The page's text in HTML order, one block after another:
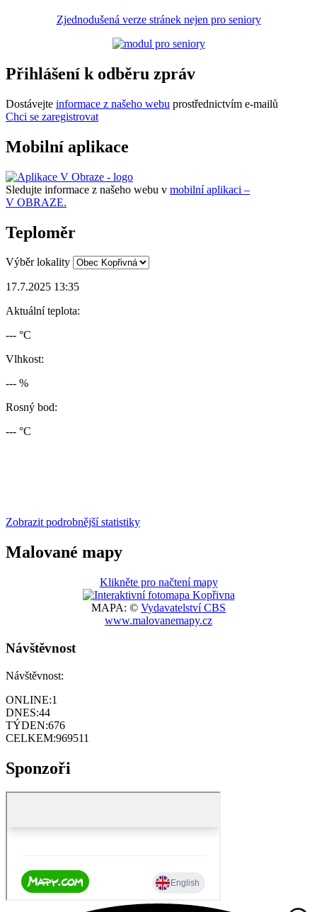
Zjednodušená verze stránek nejen pro seniory
Přihlášení k odběru zpráv
Dostávejte informace z našeho webu prostřednictvím e-mailů
Chci se zaregistrovat
Mobilní aplikace
Sledujte informace z našeho webu v mobilní aplikaci –
V OBRAZE.
Teploměr
Výběr lokality
17.7.2025 13:35
Aktuální teplota:
--- °C
Vlhkost:
--- %
Rosný bod:
--- °C
Zobrazit podrobnější statistiky
Malované mapy
Klikněte pro načtení mapy
MAPA: © Vydavatelství CBS
www.malovanemapy.cz
Návštěvnost
Návštěvnost:
ONLINE:1
DNES:44
TÝDEN:676
CELKEM:969511
Sponzoři